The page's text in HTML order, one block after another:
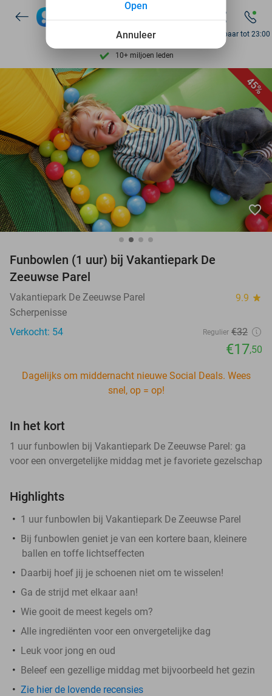
7 dagen per week beschikbaar
10+ miljoen leden
9,4 op basis van
Ontdek 15.000+ deals
7 dagen per week beschikbaar
10+ miljoen leden
Bereikbaar tot 23:00
45%
favorite_border
Funbowlen (1 uur) bij Vakantiepark De
Zeeuwse Parel
Vakantiepark De Zeeuwse Parel 9.9 star
Scherpenisse
Verkocht: 54
Regulier €32
€17,50
Dagelijks om middernacht nieuwe Social Deals. Wees
snel, op = op!
In het kort
1 uur funbowlen bij Vakantiepark De Zeeuwse Parel: ga
voor een onvergetelijke middag met je favoriete gezelschap
Highlights
1 uur funbowlen bij Vakantiepark De Zeeuwse Parel
Bij funbowlen geniet je van een kortere baan, kleinere
ballen en toffe lichtseffecten
Daarbij hoef jij je schoenen niet om te wisselen!
Ga de strijd met elkaar aan!
Wie gooit de meest kegels om?
Alle ingrediënten voor een onvergetelijke dag
Leuk voor jong en oud
Beleef een gezellige middag met bijvoorbeeld het gezin
Zie hier de lovende recensies
Annuleer
Open